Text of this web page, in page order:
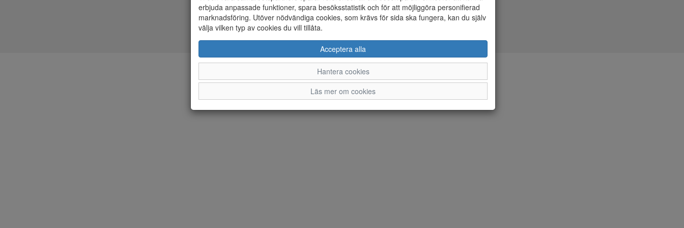
erbjuda anpassade funktioner, spara besöksstatistik och för att möjliggöra personifierad
marknadsföring. Utöver nödvändiga cookies, som krävs för sida ska fungera, kan du själv
välja vilken typ av cookies du vill tillåta.
Acceptera alla
Hantera cookies
Läs mer om cookies
Ändra inställingar för cookies
© Norrmans Skor AB 2026 i samarbete medFlexicon